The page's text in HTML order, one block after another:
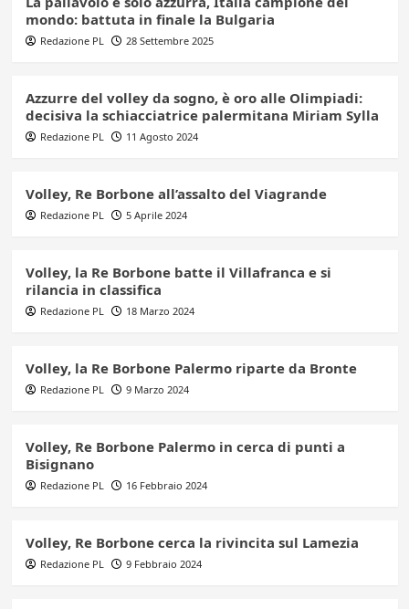
mondo: battuta in finale la Bulgaria
Redazione PL 28 Settembre 2025
Azzurre del volley da sogno, è oro alle Olimpiadi:
decisiva la schiacciatrice palermitana Miriam Sylla
Redazione PL 11 Agosto 2024
Volley, Re Borbone all’assalto del Viagrande
Redazione PL 5 Aprile 2024
Volley, la Re Borbone batte il Villafranca e si
rilancia in classifica
Redazione PL 18 Marzo 2024
Volley, la Re Borbone Palermo riparte da Bronte
Redazione PL 9 Marzo 2024
Volley, Re Borbone Palermo in cerca di punti a
Bisignano
Redazione PL 16 Febbraio 2024
Volley, Re Borbone cerca la rivincita sul Lamezia
Redazione PL 9 Febbraio 2024